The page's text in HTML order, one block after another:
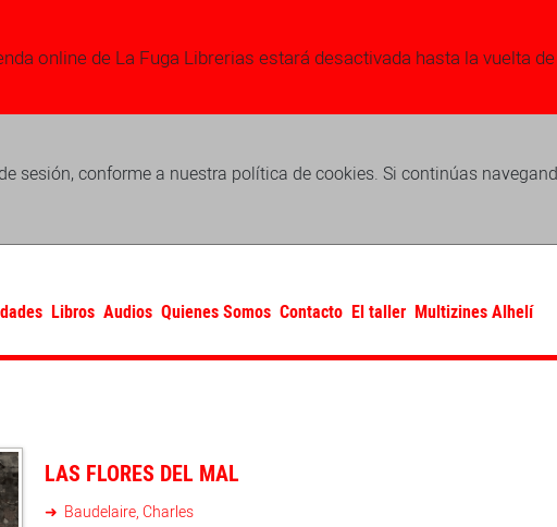
online de La Fuga Librerias estará desactivada hasta la vuelta
sesión, conforme a nuestra política de cookies. Si continúas
Libros Audios Quienes Somos Contacto El taller Multizines Alhelí
LAS FLORES DEL MAL
Baudelaire, Charles